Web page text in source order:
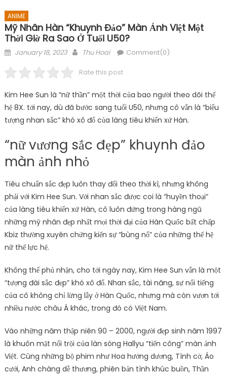
ANIME
Mỹ Nhân Hàn “khuynh Đảo” Màn Ảnh Việt Một
Thời Giờ Ra Sao Ở Tuổi U50?
Posted
January 18, 2023 Author
Thu Hoai Comment(0)
Rate this post
Kim Hee Sun là “nữ thần” một thời của bao người theo dõi thế
hệ 8X. tới nay, dù đã bước sang tuổi U50, nhưng cô vẫn là “biểu
tượng nhan sắc” khó xô đổ của làng tiêu khiển xứ Hàn.
“nữ vương sắc đẹp” khuynh đảo
màn ảnh nhỏ
Tiêu chuẩn sắc đẹp luôn thay đổi theo thời kì, nhưng không
phải với Kim Hee Sun. Với nhan sắc được coi là “huyền thoại”
của làng tiêu khiển xứ Hàn, cô luôn đứng trong hàng ngũ
những mỹ nhân đẹp nhất mọi thời đại của Hàn Quốc bất chấp
Kbiz thường xuyên chứng kiến sự “bùng nổ” của những thế hệ
nữ thế lực hệ.
Không thể phủ nhận, cho tới ngày nay, Kim Hee Sun vẫn là một
“tượng đài sắc đẹp” khó xô đổ. Nhan sắc, tài năng, sự nổi tiếng
của cô không chỉ lừng lẫy ở Hàn Quốc, nhưng mà còn vươn tới
nhiều nước châu Á khác, trong đó có Việt Nam.
Vào những năm thập niên 90 – 2000, người đẹp sinh năm 1997
là khuôn mặt nổi trội của làn sóng Hallyu “tiến công” màn ảnh
Việt. Cùng những bộ phim như Hoa hướng dương, Tình cờ, Áo
cưới, Anh chàng dễ thương, phiên bản tình khúc buồn, Thần